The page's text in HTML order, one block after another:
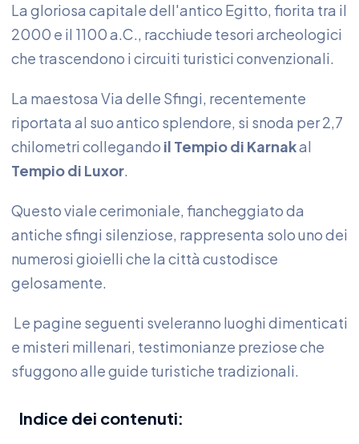
La gloriosa capitale dell'antico Egitto, fiorita tra il
2000 e il 1100 a.C., racchiude tesori archeologici
che trascendono i circuiti turistici convenzionali.
La maestosa Via delle Sfingi, recentemente
riportata al suo antico splendore, si snoda per 2,7
chilometri collegando il Tempio di Karnakal
Tempio di Luxor.
Questo viale cerimoniale, fiancheggiato da
antiche sfingi silenziose, rappresenta solo uno dei
numerosi gioielli che la città custodisce
gelosamente.
Le pagine seguenti sveleranno luoghi dimenticati
e misteri millenari, testimonianze preziose che
sfuggono alle guide turistiche tradizionali.
Indice dei contenuti: